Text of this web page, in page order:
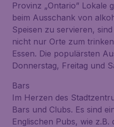
Provinz „Ontario” Lokale
beim Ausschank von
Speisen zu servieren,
nicht nur Orte zum
Essen. Die populärsten
Donnerstag, Freitag und
Bars
Im Herzen des
Bars und Clubs. Es sind
Englischen Pubs, wie z.B.